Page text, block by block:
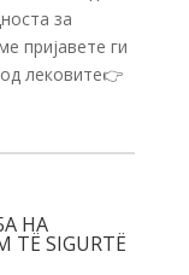
за
пријавете ги
лековите👉
НА
TË SIGURTË